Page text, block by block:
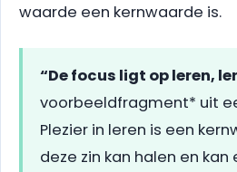
waarde een kernwaarde is.
“De focus ligt op leren,
voorbeeldfragment* uit
Plezier in leren is een
deze zin kan halen en